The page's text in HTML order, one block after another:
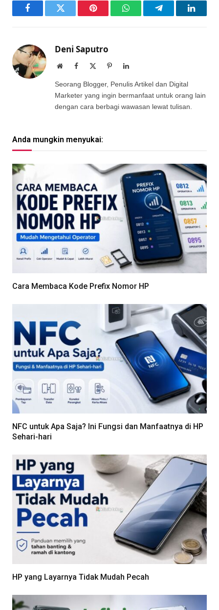
FacebookTwitter Pinterest WhatsAppTelegram
Deni Saputro
WebsiteFacebook PinterestLinkedIn
Seorang Blogger, Penulis Artikel dan Digital
Marketer yang ingin bermanfaat untuk orang lain
dengan cara berbagi wawasan lewat tulisan.
Anda mungkin menyukai:
Cara Membaca Kode Prefix Nomor HP
NFC untuk Apa Saja? Ini Fungsi dan Manfaatnya di HP
Sehari-hari
HP yang Layarnya Tidak Mudah Pecah